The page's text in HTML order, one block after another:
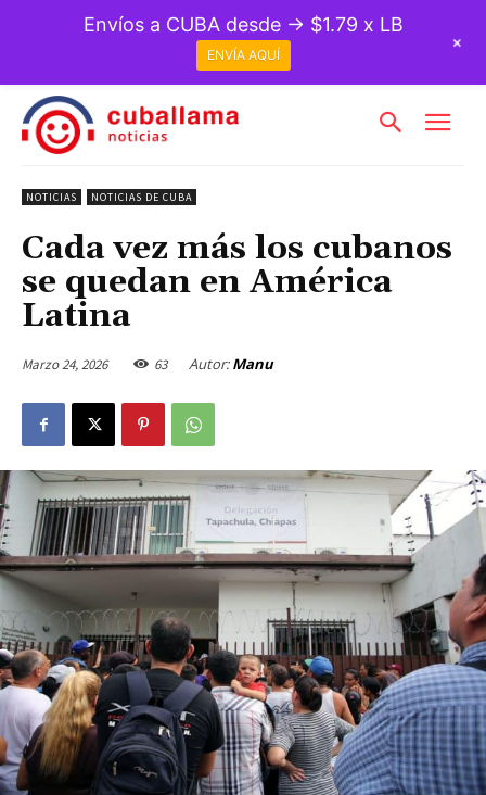
NOTICIAS NOTICIAS DE CUBA
Cada vez más los cubanos
se quedan en América
Latina
Marzo 24, 2026 63 Autor: Manu
Envíos a CUBA desde → $1.79 x LB
ENVÍA AQUÍ
+